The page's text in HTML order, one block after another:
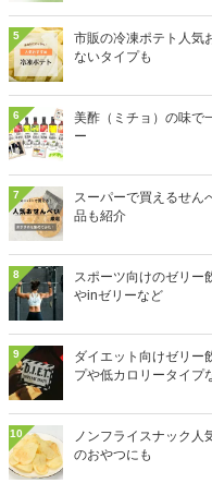
5
市販の冷凍ポテト人気
ないタイプも
6
美酢（ミチョ）の味で
ー
7
スーパーで買えるせん
品も紹介
8
スポーツ向けのゼリー
やinゼリーなど
9
ダイエット向けゼリー
プや低カロリータイプ
10
ノンフライスナック人
のおやつにも